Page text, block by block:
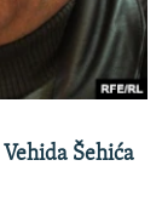
Vehida Šehića